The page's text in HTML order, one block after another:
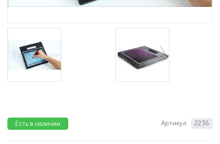
Артикул: 2236
Есть в наличии